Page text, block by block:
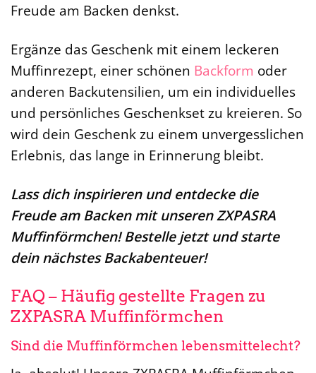
Freude am Backen denkst.
Ergänze das Geschenk mit einem leckeren
Muffinrezept, einer schönen Backform oder
anderen Backutensilien, um ein individuelles
und persönliches Geschenkset zu kreieren. So
wird dein Geschenk zu einem unvergesslichen
Erlebnis, das lange in Erinnerung bleibt.
Lass dich inspirieren und entdecke die
Freude am Backen mit unseren ZXPASRA
Muffinförmchen! Bestelle jetzt und starte
dein nächstes Backabenteuer!
FAQ – Häufig gestellte Fragen zu
ZXPASRA Muffinförmchen
Sind die Muffinförmchen lebensmittelecht?